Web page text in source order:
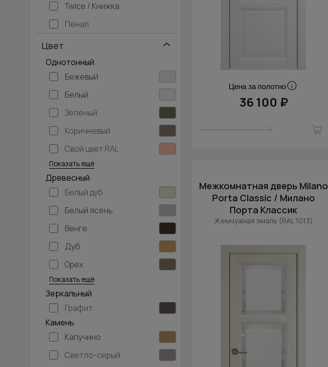
Twice / Книжка
Пенал
Цвет
Однотонный
Бежевый
Белый
Зеленый
Коричневый
Свой цвет RAL
Серебристый
Серый
Темно-серый
Хаки
Черный
Показать ещё
Древесный
Белый дуб
Белый ясень
Венге
Дуб
Орех
Серый дуб
Показать ещё
Зеркальный
Графит
Камень
Капучино
Светло-серый
Цена за полотно
36 100 ₽
Межкомнатная дверь Milano
Porta Classic / Милано
Порта Классик
Жемчужная эмаль (RAL 1013)